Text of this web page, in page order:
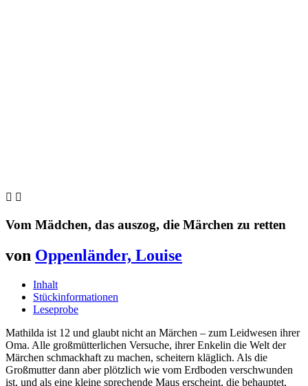
 
Vom Mädchen, das auszog, die Märchen zu retten
von Oppenländer, Louise
Inhalt
Stückinformationen
Leseprobe
Mathilda ist 12 und glaubt nicht an Märchen – zum Leidwesen ihrer
Oma. Alle großmütterlichen Versuche, ihrer Enkelin die Welt der
Märchen schmackhaft zu machen, scheitern kläglich. Als die
Großmutter dann aber plötzlich wie vom Erdboden verschwunden
ist, und als eine kleine sprechende Maus erscheint, die behauptet,